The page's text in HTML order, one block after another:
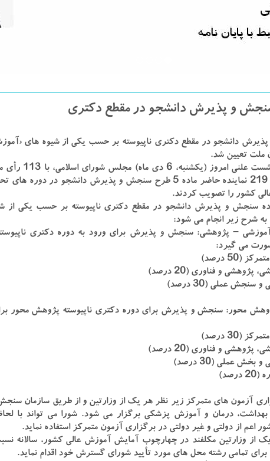
و پذیرش دانشجو در مقطع دکتری
دانشجو در مقطع دکتری ناپیوسته بر حسب یکی از شیوه های
ملت تعیین شد.
ممتنع از مجموع ۲۱۹ نماینده حاضر ماده ۵ طرح سنجش و پذیرش
کشور را تصویب کردند.
سنجش و پذیرش دانشجو در مقطع دکتری ناپیوسته بر حسب یکی از
شرح زیر انجام می شود:
– پژوهشی: سنجش و پذیرش برای ورود به دوره دکتری
می گیرد:
محور: سنجش و پذیرش برای دوره دکتری ناپیوسته پژوهش محور
برگزاری آزمون های متمرکز زیر نظر هر یک از وزارتین و از طریق
درمان و آموزش پزشکی برگزار می شود. شورا می تواند با
اعم از دولتی و غیر دولتی در برگزاری آزمون متمرکز استفاده نماید.
هر یک از وزارتین مکلفند در چهارچوب آمایش آموزش عالی کشور،
تمامی رشته محل های مورد تأیید شورای گسترش خود اقدام نماید.